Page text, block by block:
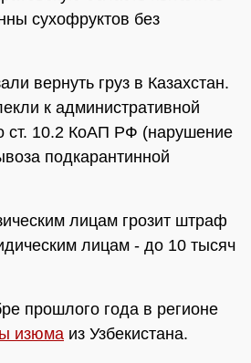
сухофруктов без
вернуть груз в Казахстан.
к административной
ст. 10.2 КоАП РФ (нарушение
подкарантинной
лицам грозит штраф
лицам - до 10 тысяч
прошлого года в регионе
изюма из Узбекистана.